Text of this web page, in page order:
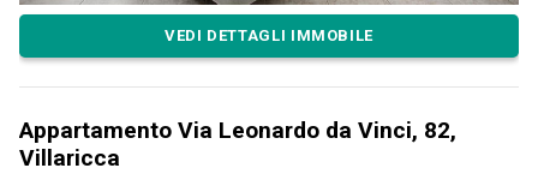
VEDI DETTAGLI IMMOBILE
Appartamento Via Leonardo da Vinci, 82,
Villaricca